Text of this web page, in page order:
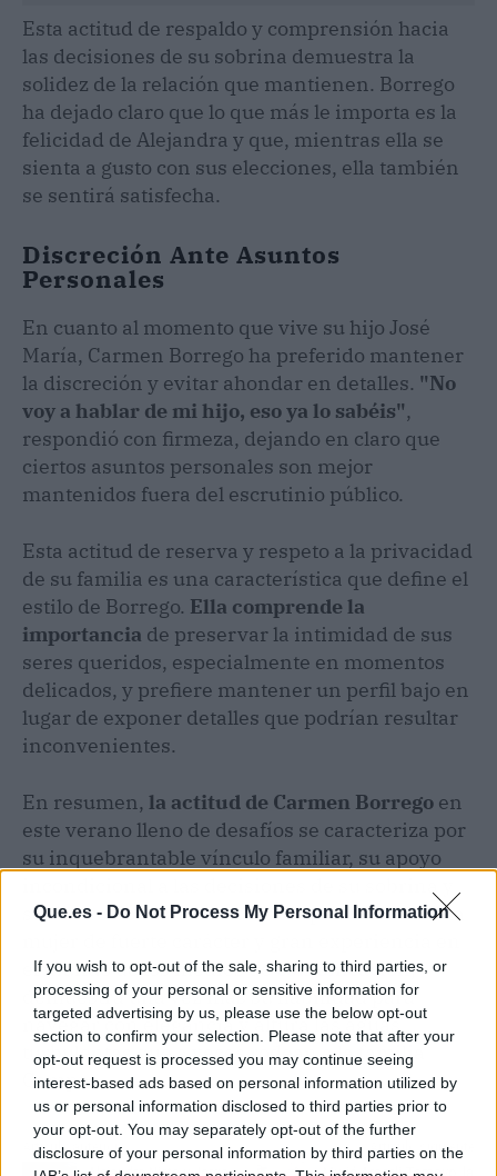
Que.es - Do Not Process My Personal Information
If you wish to opt-out of the sale, sharing to third parties, or
processing of your personal or sensitive information for
targeted advertising by us, please use the below opt-out
section to confirm your selection. Please note that after your
opt-out request is processed you may continue seeing
interest-based ads based on personal information utilized by
us or personal information disclosed to third parties prior to
your opt-out. You may separately opt-out of the further
disclosure of your personal information by third parties on the
Esta actitud de respaldo y comprensión hacia
las decisiones de su sobrina demuestra la
solidez de la relación que mantienen. Borrego
ha dejado claro que lo que más le importa es la
felicidad de Alejandra y que, mientras ella se
sienta a gusto con sus elecciones, ella también
se sentirá satisfecha.
Discreción Ante Asuntos
Personales
En cuanto al momento que vive su hijo José
María, Carmen Borrego ha preferido mantener
la discreción y evitar ahondar en detalles. "No
voy a hablar de mi hijo, eso ya lo sabéis",
respondió con firmeza, dejando en claro que
ciertos asuntos personales son mejor
mantenidos fuera del escrutinio público.
Esta actitud de reserva y respeto a la privacidad
de su familia es una característica que define el
estilo de Borrego. Ella comprende la
importancia de preservar la intimidad de sus
seres queridos, especialmente en momentos
delicados, y prefiere mantener un perfil bajo en
lugar de exponer detalles que podrían resultar
inconvenientes.
En resumen, la actitud de Carmen Borrego en
este verano lleno de desafíos se caracteriza por
su inquebrantable vínculo familiar, su apoyo
su discreción ante los asuntos personales. Esta
el mundo de los medios decomunicación,
demuestra una vez más su habilidad para
navegar con elegancia y altura las aguas
turbulentas que a veces rodean a la familia
Campos.
Artículo anterior
Alejandro Nieto y Jorge
Artículo siguiente
Murió Araceli Tamayo, la